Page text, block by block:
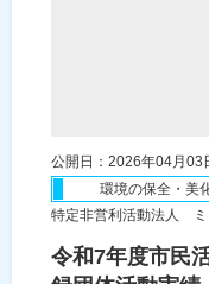
公開日：2026年04月03
環境の保全・美
特定非営利活動法人 ミ
令和7年度市民